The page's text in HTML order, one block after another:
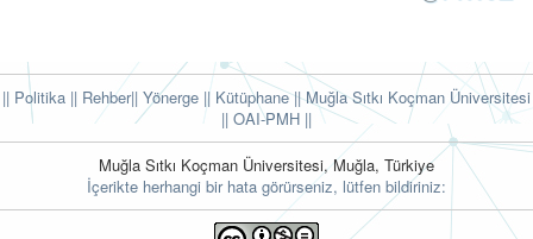
|| Politika || Rehber|| Yönerge || Kütüphane|| Muğla Sıtkı Koçman Üniversitesi
|| OAI-PMH ||
Muğla Sıtkı Koçman Üniversitesi, Muğla, Türkiye
İçerikte herhangi bir hata görürseniz, lütfen bildiriniz: